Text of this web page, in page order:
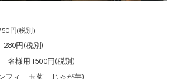
円(税別)
円(税別)
様用1500円(税別)
フィ、玉葱、じゃが芋)